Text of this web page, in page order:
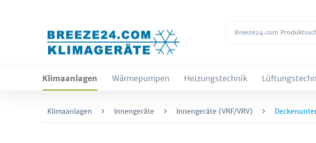
Klimaanlagen Wärmepumpen Heizungstechnik
Klimaanlagen Innengeräte Innengeräte (VRF/VRV)